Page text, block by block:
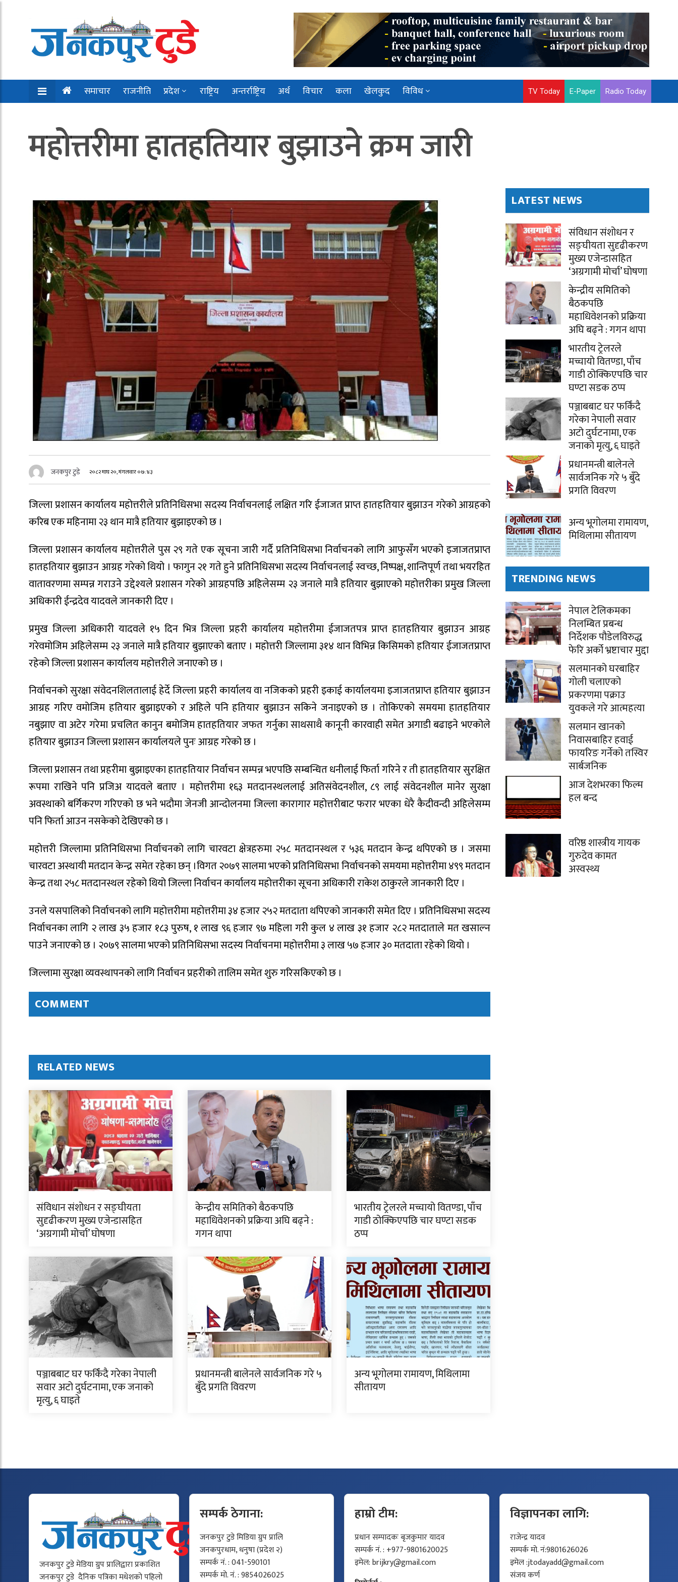
समाचार राजनीति प्रदेश राष्ट्रिय अन्तर्राष्ट्रिय अर्थ विचार कला खेलकुद विविध TV Today E-Paper Radio Today
महोत्तरीमा हातहतियार बुझाउने क्रम जारी
जनकपुर टुडे २०८२ माघ २०, मंगलवार ०७:४३
जिल्ला प्रशासन कार्यालय महोत्तरीले प्रतिनिधिसभा सदस्य निर्वाचनलाई लक्षित गरि ईजाजत प्राप्त हातहतियार बुझाउन गरेको आग्रहको
करिब एक महिनामा २३ थान मात्रै हतियार बुझाइएको छ ।
जिल्ला प्रशासन कार्यालय महोत्तरीले पुस २९ गते एक सूचना जारी गर्दै प्रतिनिधिसभा निर्वाचनको लागि आफुसँग भएको इजाजतप्राप्त
हातहतियार बुझाउन आग्रह गरेको थियो । फागुन २१ गते हुने प्रतिनिधिसभा सदस्य निर्वाचनलाई स्वच्छ, निष्पक्ष, शान्तिपूर्ण तथा भयरहित
वातावरणमा सम्पन्न गराउने उद्देश्यले प्रशासन गरेको आग्रहपछि अहिलेसम्म २३ जनाले मात्रै हतियार बुझाएको महोत्तरीका प्रमुख जिल्ला
अधिकारी ईन्द्रदेव यादवले जानकारी दिए ।
प्रमुख जिल्ला अधिकारी यादवले १५ दिन भित्र जिल्ला प्रहरी कार्यालय महोत्तरीमा ईजाजतपत्र प्राप्त हातहतियार बुझाउन आग्रह
गरेवमोजिम अहिलेसम्म २३ जनाले मात्रै हतियार बुझाएको बताए । महोत्तरी जिल्लामा ३१४ थान विभिन्न किसिमको हतियार ईजाजतप्राप्त
रहेको जिल्ला प्रशासन कार्यालय महोत्तरीले जनाएको छ ।
निर्वाचनको सुरक्षा संवेदनशिलतालाई हेर्दे जिल्ला प्रहरी कार्यालय वा नजिकको प्रहरी इकाई कार्यालयमा इजाजतप्राप्त हतियार बुझाउन
आग्रह गरिए वमोजिम हतियार बुझाइएको र अहिले पनि हतियार बुझाउन सकिने जनाइएको छ । तोकिएको समयमा हातहतियार
नबुझाए वा अटेर गरेमा प्रचलित कानुन बमोजिम हातहतियार जफत गर्नुका साथसाथै कानूनी कारवाही समेत अगाडी बढाइने भएकोले
हतियार बुझाउन जिल्ला प्रशासन कार्यालयले पुनः आग्रह गरेको छ ।
जिल्ला प्रशासन तथा प्रहरीमा बुझाइएका हातहतियार निर्वाचन सम्पन्न भएपछि सम्बन्धित धनीलाई फिर्ता गरिने र ती हातहतियार सुरक्षित
रूपमा राखिने पनि प्रजिअ यादवले बताए । महोत्तरीमा १६३ मतदानस्थललाई अतिसंवेदनशील, ८९ लाई संवेदनशील मानेर सुरक्षा
अवस्थाको बर्गिकरण गरिएको छ भने भदौमा जेनजी आन्दोलनमा जिल्ला कारागार महोत्तरीबाट फरार भएका धेरै कैदीवन्दी अहिलेसम्म
पनि फिर्ता आउन नसकेको देखिएको छ ।
महोत्तरी जिल्लामा प्रतिनिधिसभा निर्वाचनको लागि चारवटा क्षेत्रहरुमा २५८ मतदानस्थल र ५३६ मतदान केन्द्र थपिएको छ । जसमा
चारवटा अस्थायी मतदान केन्द्र समेत रहेका छन् ।विगत २०७९ सालमा भएको प्रतिनिधिसभा निर्वाचनको समयमा महोत्तरीमा ४९९ मतदान
केन्द्र तथा २५८ मतदानस्थल रहेको थियो जिल्ला निर्वाचन कार्यालय महोत्तरीका सूचना अधिकारी राकेश ठाकुरले जानकारी दिए ।
उनले यसपालिको निर्वाचनको लागि महोत्तरीमा महोत्तरीमा ३४ हजार २५२ मतदाता थपिएको जानकारी समेत दिए । प्रतिनिधिसभा सदस्य
निर्वाचनका लागि २ लाख ३५ हजार १८३ पुरुष, १ लाख ९६ हजार ९७ महिला गरी कुल ४ लाख ३१ हजार २८२ मतदाताले मत खसाल्न
पाउने जनाएको छ । २०७९ सालमा भएको प्रतिनिधिसभा सदस्य निर्वाचनमा महोत्तरीमा ३ लाख ५७ हजार ३० मतदाता रहेको थियो ।
जिल्लामा सुरक्षा व्यवस्थापनको लागि निर्वाचन प्रहरीको तालिम समेत शुरु गरिसकिएको छ ।
COMMENT
RELATED NEWS
संविधान संशोधन र सङ्घीयता
सुदृढीकरण मुख्य एजेन्डासहित
‘अग्रगामी मोर्चा’ घोषणा
केन्द्रीय समितिको बैठकपछि
महाधिवेशनको प्रक्रिया अघि बढ्ने :
गगन थापा
भारतीय ट्रेलरले मच्चायो वितण्डा, पाँच
गाडी ठोक्किएपछि चार घण्टा सडक
ठप्प
पञ्जाबबाट घर फर्किंदै गरेका नेपाली
सवार अटो दुर्घटनामा, एक जनाको
मृत्यु, ६ घाइते
प्रधानमन्त्री बालेनले सार्वजनिक गरे ५
बुँदे प्रगति विवरण
अन्य भूगोलमा रामायण, मिथिलामा
सीतायण
LATEST NEWS
संविधान संशोधन र
सङ्घीयता सुदृढीकरण
मुख्य एजेन्डासहित
‘अग्रगामी मोर्चा’ घोषणा
केन्द्रीय समितिको
बैठकपछि
महाधिवेशनको प्रक्रिया
अघि बढ्ने : गगन थापा
भारतीय ट्रेलरले
मच्चायो वितण्डा, पाँच
गाडी ठोक्किएपछि चार
घण्टा सडक ठप्प
पञ्जाबबाट घर फर्किंदै
गरेका नेपाली सवार
अटो दुर्घटनामा, एक
जनाको मृत्यु, ६ घाइते
प्रधानमन्त्री बालेनले
सार्वजनिक गरे ५ बुँदे
प्रगति विवरण
अन्य भूगोलमा रामायण,
मिथिलामा सीतायण
TRENDING NEWS
नेपाल टेलिकमका
निलम्बित प्रबन्ध
निर्देशक पौडेलविरुद्ध
फेरि अर्को भ्रष्टाचार मुद्दा
सलमानको घरबाहिर
गोली चलाएको
प्रकरणमा पक्राउ
युवकले गरे आत्महत्या
सलमान खानको
निवासबाहिर हवाई
फायरिङ गर्नेको तस्विर
सार्बजनिक
आज देशभरका फिल्म
हल बन्द
वरिष्ठ शास्त्रीय गायक
गुरुदेव कामत
अस्वस्थ्य
जनकपुर टुडे मेडिया ग्रुप प्रालिद्वारा प्रकाशित
जनकपुर टुडे दैनिक पत्रिका मधेशको पहिलो
सम्पर्क ठेगाना:
जनकपुर टुडे मिडिया ग्रुप प्रालि
जनकपुरधाम, धनुषा (प्रदेश २)
सम्पर्क नं. : 041-590101
सम्पर्क मो. नं. : 9854026025
हाम्रो टीम:
प्रधान सम्पादकः बृजकुमार यादव
सम्पर्क नं. : +977-9801620025
इमेल:brijkry@gmail.com
विज्ञापनका लागि:
राजेन्द्र यादव
सम्पर्क मो. नं:9801626026
इमेल :jtodayadd@gmail.com
संजय कर्ण